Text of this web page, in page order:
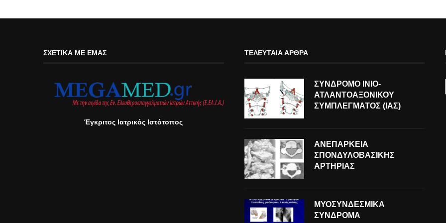
ΣΧΕΤΙΚΆ ΜΕ ΕΜΆΣ
Έγκριτος Ιατρικός Ιστότοπος
ΤΕΛΕΥΤΑΊΑ ΆΡΘΡΑ
ΣΥΝΔΡΟΜΟ ΙΝΙΟ-
ΑΤΛΑΝΤΟΑΞΟΝΙΚΟΥ
ΣΥΜΠΛΕΓΜΑΤΟΣ (ΙΑΣ)
ΑΝΕΠΑΡΚΕΙΑ
ΣΠΟΝΔΥΛΟΒΑΣΙΚΗΣ
ΑΡΤΗΡΙΑΣ
ΜΥΟΣΥΝΔΕΣΜΙΚΑ
ΣΥΝΔΡΟΜΑ